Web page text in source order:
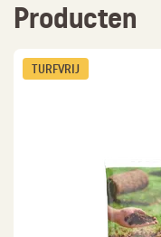
Producten
TURFVRIJ